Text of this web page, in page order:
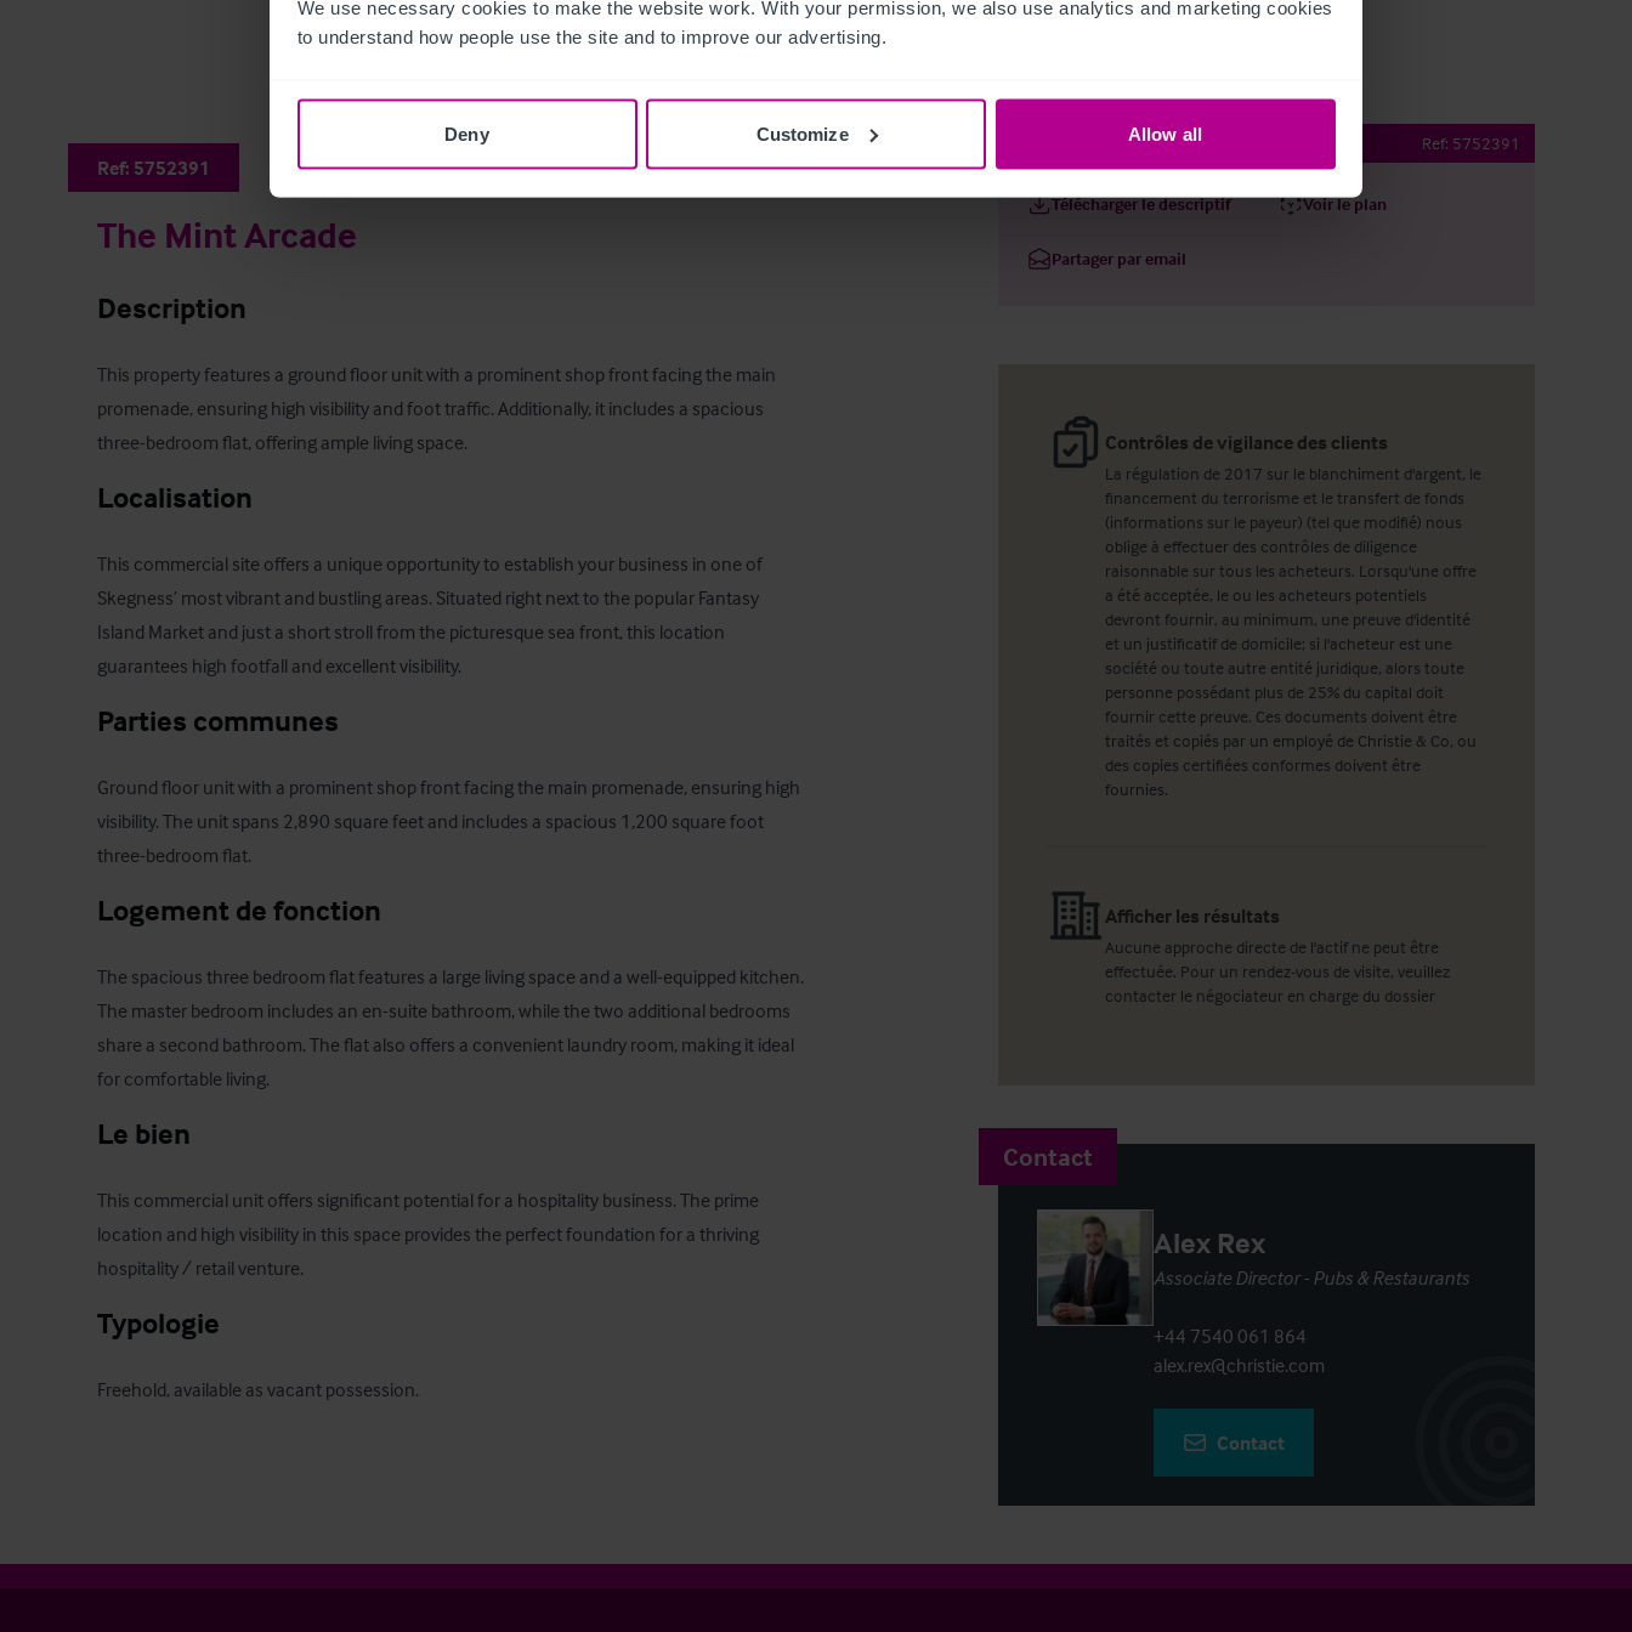
We use necessary cookies to make the website work. With your permission, we also use analytics and marketing cookies
to understand how people use the site and to improve our advertising.
Deny Customize Allow all
Ref: 5752391
The Mint Arcade
Description
This property features a ground floor unit with a prominent shop front facing the main
promenade, ensuring high visibility and foot traffic. Additionally, it includes a spacious
three-bedroom flat, offering ample living space.
Localisation
This commercial site offers a unique opportunity to establish your business in one of
Skegness’ most vibrant and bustling areas. Situated right next to the popular Fantasy
Island Market and just a short stroll from the picturesque sea front, this location
guarantees high footfall and excellent visibility.
Parties communes
Ground floor unit with a prominent shop front facing the main promenade, ensuring high
visibility. The unit spans 2,890 square feet and includes a spacious 1,200 square foot
three-bedroom flat.
Logement de fonction
The spacious three bedroom flat features a large living space and a well-equipped kitchen.
The master bedroom includes an en-suite bathroom, while the two additional bedrooms
share a second bathroom. The flat also offers a convenient laundry room, making it ideal
for comfortable living.
Le bien
This commercial unit offers significant potential for a hospitality business. The prime
location and high visibility in this space provides the perfect foundation for a thriving
hospitality / retail venture.
Typologie
Freehold, available as vacant possession.
The Mint Arcade Ref: 5752391
Télécharger le descriptif Voir le plan
Partager par email
Contrôles de vigilance des clients
La régulation de 2017 sur le blanchiment d'argent, le
financement du terrorisme et le transfert de fonds
(informations sur le payeur) (tel que modifié) nous
oblige à effectuer des contrôles de diligence
raisonnable sur tous les acheteurs. Lorsqu'une offre
a été acceptée, le ou les acheteurs potentiels
devront fournir, au minimum, une preuve d'identité
et un justificatif de domicile; si l'acheteur est une
société ou toute autre entité juridique, alors toute
personne possédant plus de 25% du capital doit
fournir cette preuve. Ces documents doivent être
traités et copiés par un employé de Christie & Co, ou
des copies certifiées conformes doivent être
fournies.
Afficher les résultats
Aucune approche directe de l'actif ne peut être
effectuée. Pour un rendez-vous de visite, veuillez
contacter le négociateur en charge du dossier
Contact
Alex Rex
Associate Director - Pubs & Restaurants
+44 7540 061 864
alex.rex@christie.com
Contact